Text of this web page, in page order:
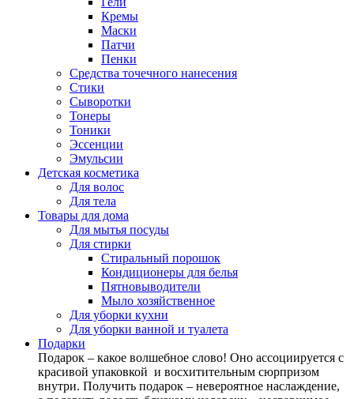
Кремы
Маски
Патчи
Пенки
Средства точечного нанесения
Стики
Сыворотки
Тонеры
Тоники
Эссенции
Эмульсии
Детская косметика
Для волос
Для тела
Товары для дома
Для мытья посуды
Для стирки
Стиральный порошок
Кондиционеры для белья
Пятновыводители
Мыло хозяйственное
Для уборки кухни
Для уборки ванной и туалета
Подарки
Подарок – какое волшебное слово! Оно ассоциируется с
красивой упаковкой и восхитительным сюрпризом
внутри. Получить подарок – невероятное наслаждение,